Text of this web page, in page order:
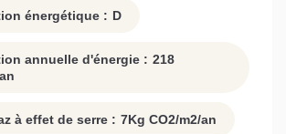
énergétique : D
annuelle d'énergie : 218
à effet de serre : 7Kg CO2/m2/an